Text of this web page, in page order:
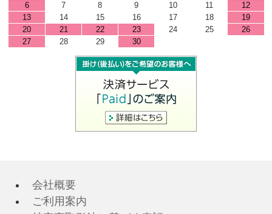
6
7 8 9 10 11
12
13
14 15 16 17 18
19
20
21 22 23 24 25
26
27
28 29 30
会社概要
ご利用案内